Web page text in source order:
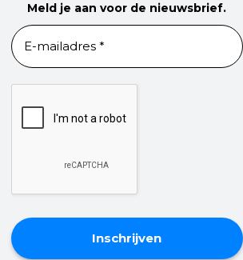
Meld je aan voor de nieuwsbrief.